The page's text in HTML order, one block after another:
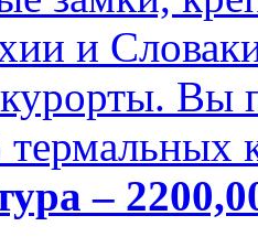
и
Вы
–